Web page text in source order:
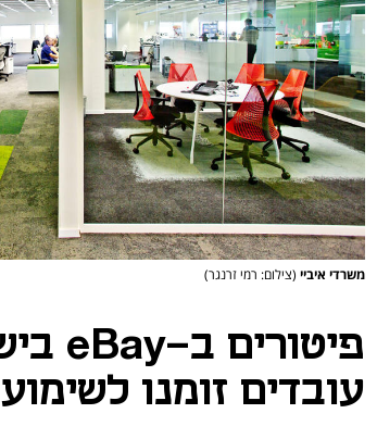
משרדי איביי (צילום: רמי זרנגר)
עובדים זומנו לשימוע